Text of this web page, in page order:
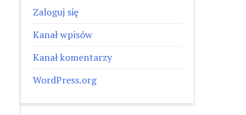
Zaloguj się
Kanał wpisów
Kanał komentarzy
WordPress.org